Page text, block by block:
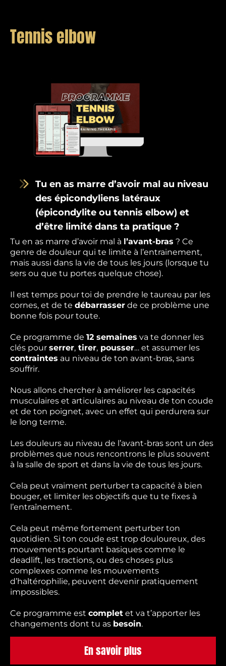
Tennis elbow
Tu en as marre d’avoir mal au niveau
des épicondyliens latéraux
(épicondylite ou tennis elbow) et
d’être limité dans ta pratique ?
Tu en as marre d’avoir mal à l’avant-bras ? Ce
genre de douleur qui te limite à l’entrainement,
mais aussi dans la vie de tous les jours (lorsque tu
sers ou que tu portes quelque chose).
Il est temps pour toi de prendre le taureau par les
cornes, et de te débarrasser de ce problème une
bonne fois pour toute.
Ce programme de 12 semaines va te donner les
clés pour serrer, tirer, pousser… et assumer les
contraintes au niveau de ton avant-bras, sans
souffrir.
Nous allons chercher à améliorer les capacités
musculaires et articulaires au niveau de ton coude
et de ton poignet, avec un effet qui perdurera sur
le long terme.
Les douleurs au niveau de l’avant-bras sont un des
problèmes que nous rencontrons le plus souvent
à la salle de sport et dans la vie de tous les jours.
Cela peut vraiment perturber ta capacité à bien
bouger, et limiter les objectifs que tu te fixes à
l’entraînement.
Cela peut même fortement perturber ton
quotidien. Si ton coude est trop douloureux, des
mouvements pourtant basiques comme le
deadlift, les tractions, ou des choses plus
complexes comme les mouvements
d’haltérophilie, peuvent devenir pratiquement
impossibles.
Ce programme est complet et va t’apporter les
changements dont tu as besoin.
En savoir plus